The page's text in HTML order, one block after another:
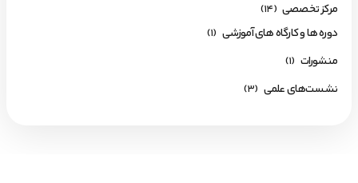
مرکز تخصصی (14)
دوره ها و کارگاه های آموزشی (1)
منشورات (1)
نشست‌های علمی (3)